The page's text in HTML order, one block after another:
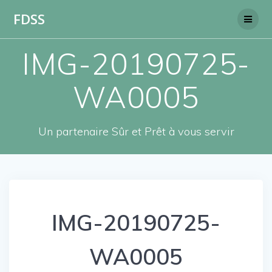
FDSS
IMG-20190725-
WA0005
Un partenaire Sûr et Prêt à vous servir
IMG-20190725-
WA0005